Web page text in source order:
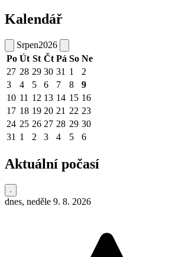
Kalendář
Srpen2026
Po Út St Čt Pá So Ne
27 28 29 30 31 1
2
3
4 5 6 7 8
9
10 11 12 13 14 15 16
17 18 19 20 21 22 23
24 25 26 27 28 29 30
31 1 2 3 4 5 6
Aktuální počasí
dnes, neděle 9. 8. 2026